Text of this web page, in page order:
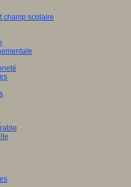
champ scolaire